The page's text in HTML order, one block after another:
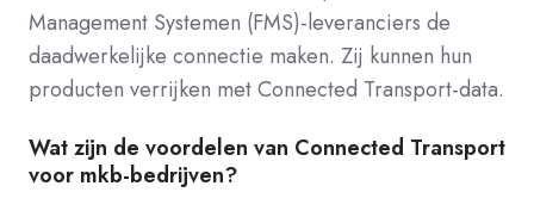
Management Systemen (FMS)-leveranciers de
daadwerkelijke connectie maken. Zij kunnen hun
producten verrijken met Connected Transport-data.
Wat zijn de voordelen van Connected Transport
voor mkb-bedrijven?